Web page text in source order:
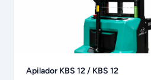
Apilador KBS 12 / KBS 12